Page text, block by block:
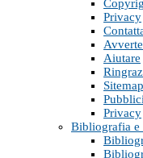
Privacy
Aiutare
Sitemap
Privacy
Bibliografia e